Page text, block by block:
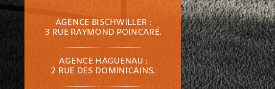
AGENCE BISCHWILLER :
3 RUE RAYMOND POINCARÉ.
AGENCE HAGUENAU :
2 RUE DES DOMINICAINS.